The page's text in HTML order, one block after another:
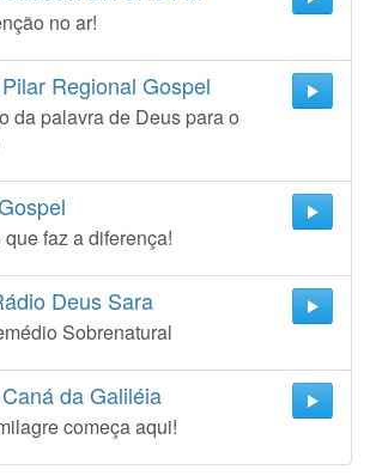
no ar!
Regional Gospel
da palavra de Deus para o
faz a diferença!
Deus Sara
Sobrenatural
da Galiléia
começa aqui!